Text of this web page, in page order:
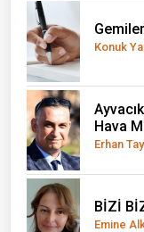
Konuk
Hava
Erhan
BİZİ
Emine